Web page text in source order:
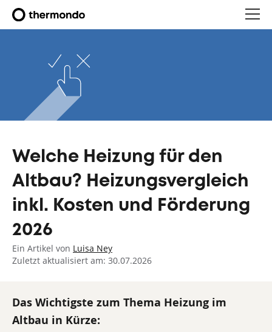
Welche Heizung für den
Altbau? Heizungsvergleich
inkl. Kosten und Förderung
2026
Ein Artikel von Luisa Ney
Zuletzt aktualisiert am: 30.07.2026
Das Wichtigste zum Thema Heizung im
Altbau in Kürze: